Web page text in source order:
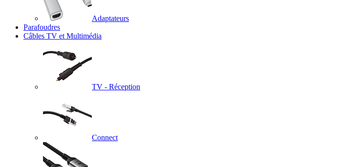
Adaptateurs
Parafoudres
Câbles TV et Multimédia
TV - Réception
Connect